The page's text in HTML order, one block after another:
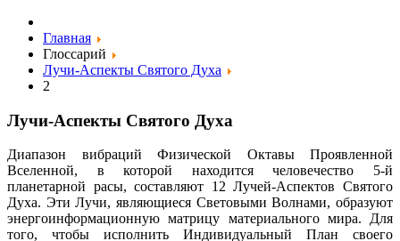
Главная
Глоссарий
Лучи-Аспекты Святого Духа
2
Лучи-Аспекты Святого Духа
Диапазон вибраций Физической Октавы Проявленной
Вселенной, в которой находится человечество 5-й
планетарной расы, составляют 12 Лучей-Аспектов Святого
Духа. Эти Лучи, являющиеся Световыми Волнами, образуют
энергоинформационную матрицу материального мира. Для
того, чтобы исполнить Индивидуальный План своего